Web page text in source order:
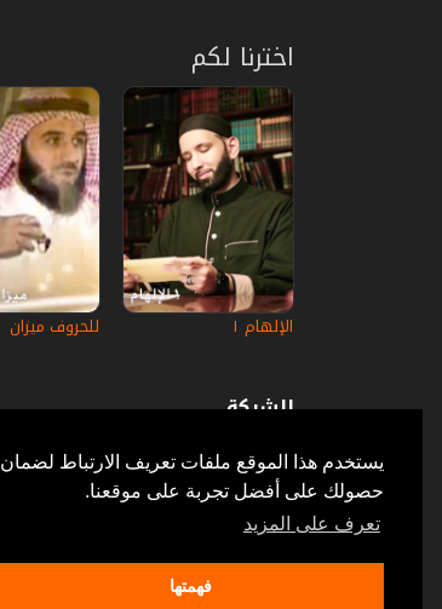
يستخدم هذا الموقع ملفات تعريف الارتباط لضمان
حصولك على أفضل تجربة على موقعنا.
تعرف على المزيد
فهمتها
اخترنا لكم
الإلهام ١ للحروف ميزان
الشركة
أسئلة وأجوبة
في الإعلام
خدمة الزبائن
إتصل بنا